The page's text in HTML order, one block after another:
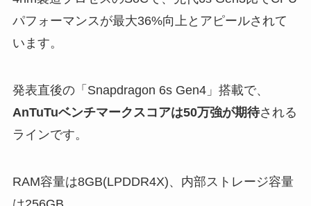
パフォーマンスが最大36%向上とアピールされて
います。
発表直後の「Snapdragon 6s Gen4」搭載で、
AnTuTuベンチマークスコアは50万強が期待される
ラインです。
RAM容量は8GB(LPDDR4X)、内部ストレージ容量